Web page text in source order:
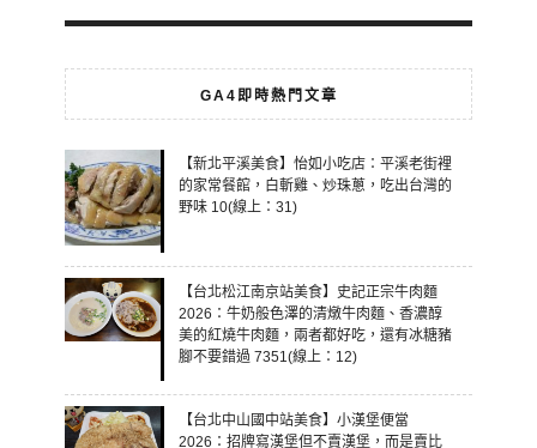
GA4即時熱門文章
【新北平溪美食】怡如小吃店：平溪老街裡
的家常餐館，白斬雞、炒珠蔥，吃出台灣的
野味 10(線上：31)
【台北松江南京站美食】史記正宗牛肉麵
2026：牛奶般色澤的清燉牛肉麵、香濃醇
美的紅燒牛肉麵，兩者都好吃，還有冰糖豬
腳不要錯過 7351(線上：12)
【台北中山國中站美食】小漢堡便當
2026：招牌寫漢堡但不賣漢堡，而是賣比